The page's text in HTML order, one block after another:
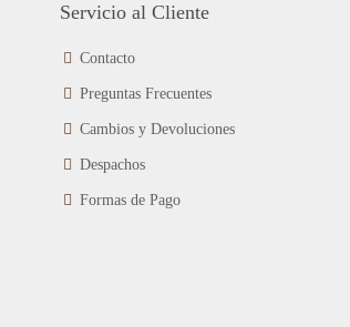
opciones
elegir
Servicio al Cliente
Contacto
Preguntas Frecuentes
Cambios y Devoluciones
Despachos
Formas de Pago